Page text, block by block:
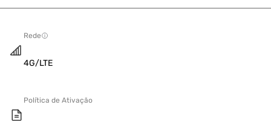
Rede
4G/LTE
Política de Ativação